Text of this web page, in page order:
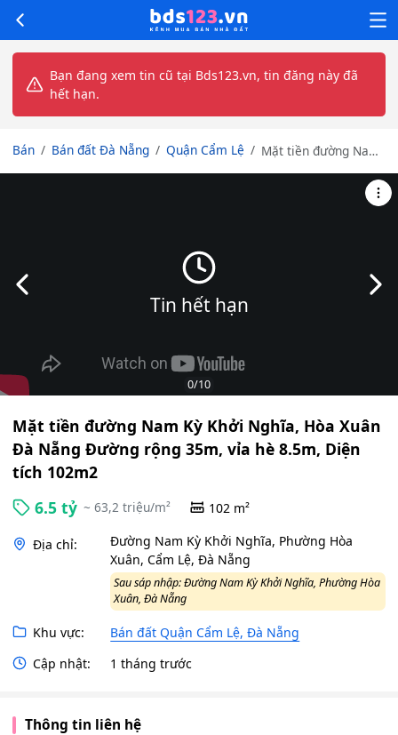
Bạn đang xem tin cũ tại Bds123.vn, tin đăng này đã
hết hạn.
Bán Bán đất Đà Nẵng Quận Cẩm Lệ
Mặt tiền đường Nam
Xuân Đà Nẵng Đường
Tin hết hạn
Slide trước
0/10
Mặt tiền đường Nam Kỳ Khởi Nghĩa, Hòa Xuân
Đà Nẵng Đường rộng 35m, vỉa hè 8.5m, Diện
tích 102m2
6.5 tỷ ~ 63,2 triệu/m² 102 m²
Địa chỉ:
Đường Nam Kỳ Khởi Nghĩa, Phường Hòa
Xuân, Cẩm Lệ, Đà Nẵng
Sau sáp nhập: Đường Nam Kỳ Khởi Nghĩa, Phường Hòa
Xuân, Đà Nẵng
Khu vực:
Bán đất Quận Cẩm Lệ, Đà Nẵng
Cập nhật:
1 tháng trước
Thông tin liên hệ